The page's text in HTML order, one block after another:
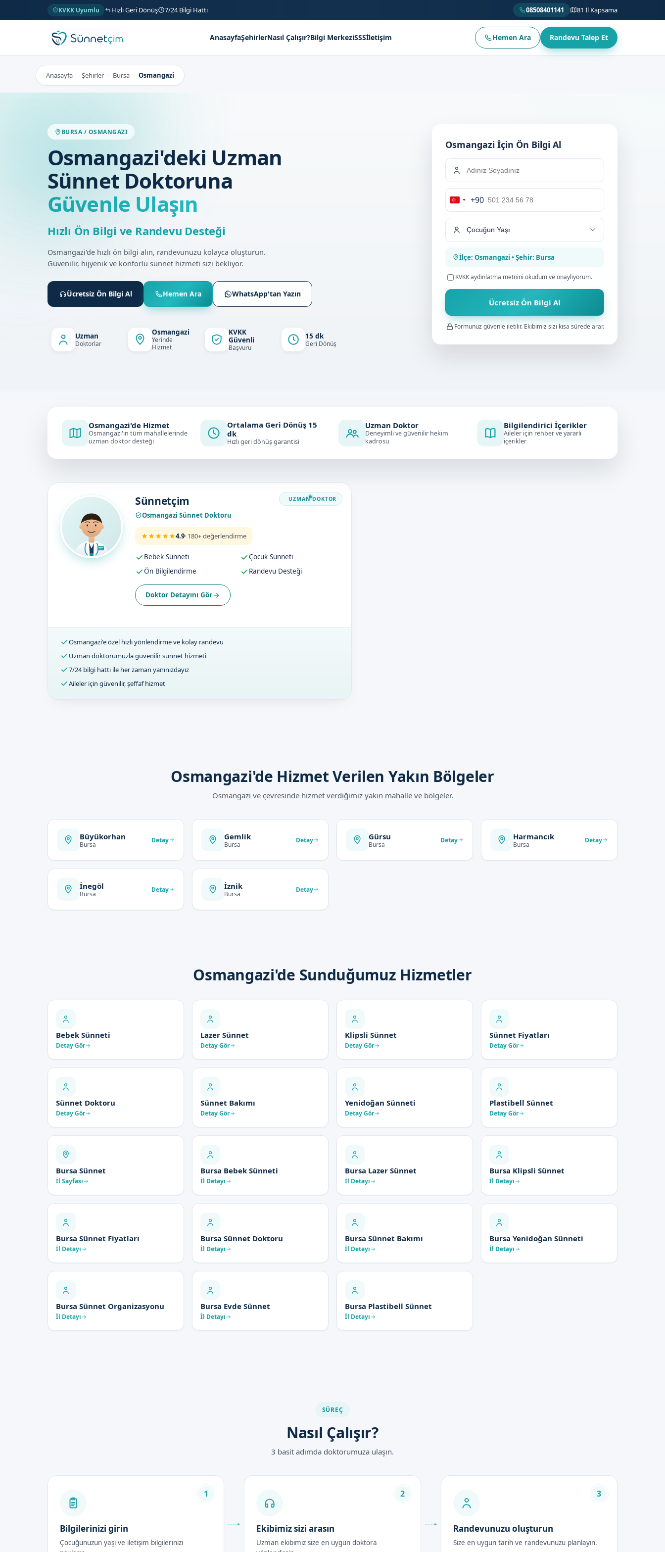
KVKK Uyumlu Hızlı Geri Dönüş 7/24 Bilgi Hattı 08508401141 81 İl Kapsama
AnasayfaŞehirlerNasıl Çalışır?Bilgi MerkeziSSSİletişim Hemen Ara Randevu Talep Et
Anasayfa > Şehirler > Bursa > Osmangazi
BURSA / OSMANGAZI
Osmangazi'deki Uzman
Sünnet Doktoruna
Güvenle Ulaşın
Hızlı Ön Bilgi ve Randevu Desteği
Osmangazi'de hızlı ön bilgi alın, randevunuzu kolayca oluşturun.
Güvenilir, hijyenik ve konforlu sünnet hizmeti sizi bekliyor.
Ücretsiz Ön Bilgi Al Hemen Ara WhatsApp'tan Yazın
Uzman
Doktorlar
Osmangazi
Yerinde
Hizmet
KVKK
Güvenli
Başvuru
15 dk
Geri Dönüş
Osmangazi İçin Ön Bilgi Al
Turkey
+90
+90
İlçe: Osmangazi • Şehir: Bursa
KVKK aydınlatma metnini okudum ve onaylıyorum.
Ücretsiz Ön Bilgi Al
Formunuz güvenle iletilir. Ekibimiz sizi kısa sürede arar.
Osmangazi'de Hizmet
Osmangazi'ın tüm mahallelerinde
uzman doktor desteği
Ortalama Geri Dönüş 15
dk
Hızlı geri dönüş garantisi
Uzman Doktor
Deneyimli ve güvenilir hekim
kadrosu
Bilgilendirici İçerikler
Aileler için rehber ve yararlı
içerikler
DoktorumuzSünnetçim
Osmangazi Sünnet Doktoru
4.9· 180+ değerlendirme
Bebek Sünneti
Çocuk Sünneti
Ön Bilgilendirme
Randevu Desteği
Doktor Detayını Gör
Osmangazi'e özel hızlı yönlendirme ve kolay randevu
Uzman doktorumuzla güvenilir sünnet hizmeti
7/24 bilgi hattı ile her zaman yanınızdayız
Aileler için güvenilir, şeffaf hizmet
Osmangazi'de Hizmet Verilen Yakın Bölgeler
Osmangazi ve çevresinde hizmet verdiğimiz yakın mahalle ve bölgeler.
Büyükorhan
Bursa
Detay Gemlik
Bursa
Detay Gürsu
Bursa
Detay Harmancık
Bursa
Detay
İnegöl
Bursa
Detay İznik
Bursa
Detay
Osmangazi'de Sunduğumuz Hizmetler
Bebek Sünneti
Detay Gör
Lazer Sünnet
Detay Gör
Klipsli Sünnet
Detay Gör
Sünnet Fiyatları
Detay Gör
Sünnet Doktoru
Detay Gör
Sünnet Bakımı
Detay Gör
Yenidoğan Sünneti
Detay Gör
Plastibell Sünnet
Detay Gör
Bursa Sünnet
İl Sayfası
Bursa Bebek Sünneti
İl Detayı
Bursa Lazer Sünnet
İl Detayı
Bursa Klipsli Sünnet
İl Detayı
Bursa Sünnet Fiyatları
İl Detayı
Bursa Sünnet Doktoru
İl Detayı
Bursa Sünnet Bakımı
İl Detayı
Bursa Yenidoğan Sünneti
İl Detayı
Bursa Sünnet Organizasyonu
İl Detayı
Bursa Evde Sünnet
İl Detayı
Bursa Plastibell Sünnet
İl Detayı
SÜREÇ
Nasıl Çalışır?
3 basit adımda doktorumuza ulaşın.
1
Bilgilerinizi girin
Çocuğunuzun yaşı ve iletişim bilgilerinizi
2
Ekibimiz sizi arasın
Uzman ekibimiz size en uygun doktora
3
Randevunuzu oluşturun
Size en uygun tarih ve randevunuzu planlayın.